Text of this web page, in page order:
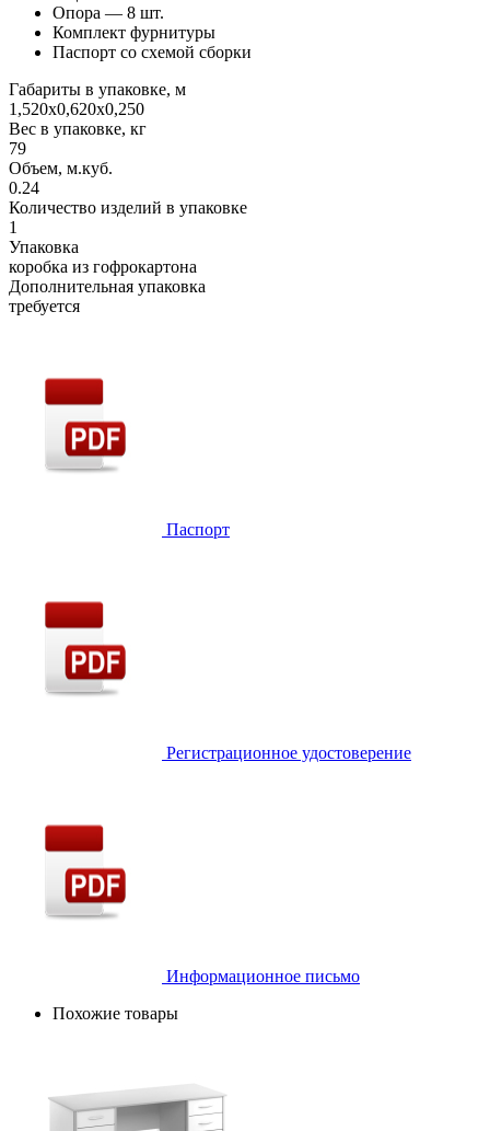
Опора — 8 шт.
Комплект фурнитуры
Паспорт со схемой сборки
Габариты в упаковке, м
1,520х0,620х0,250
Вес в упаковке, кг
79
Объем, м.куб.
0.24
Количество изделий в упаковке
1
Упаковка
коробка из гофрокартона
Дополнительная упаковка
требуется
Паспорт
Регистрационное удостоверение
Информационное письмо
Похожие товары